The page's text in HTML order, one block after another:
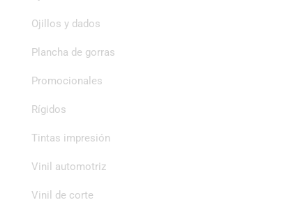
Ojillos y dados
Plancha de gorras
Promocionales
Rígidos
Tintas impresión
Vinil automotriz
Vinil de corte